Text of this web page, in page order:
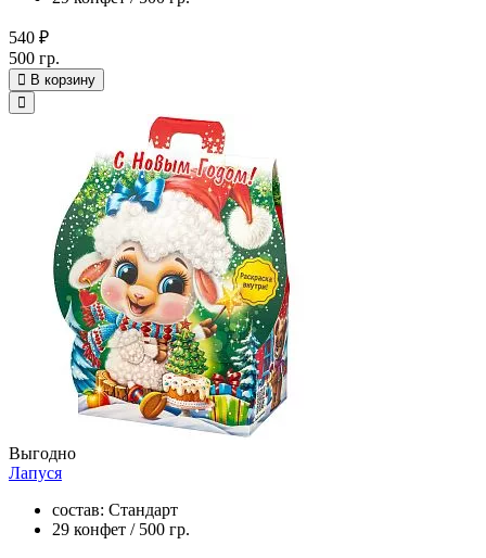
540 ₽
500 гр.
В корзину
Выгодно
Лапуся
состав: Стандарт
29 конфет / 500 гр.